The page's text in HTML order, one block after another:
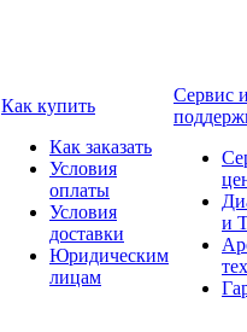
Как купить
Как заказать
Условия
оплаты
Условия
доставки
Юридическим
лицам
Сервис
и